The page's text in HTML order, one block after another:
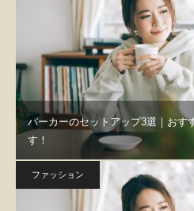
パーカーのセットアップ3選｜おす
す！
ファッション